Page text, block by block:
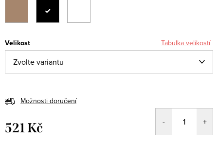
Velikost Tabulka velikostí
Možnosti doručení
521 Kč